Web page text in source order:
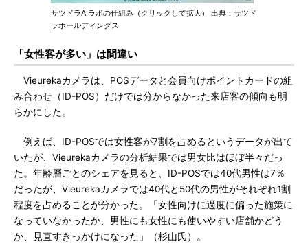
サツドラAIラボの仕組み（クリックして拡大） 出典：サツド
ラホールディングス
「女性客が多い」は間違い
Vieurekaカメラは、POSデータと会員向けポイントカードの組
み合わせ（ID-POS）だけでは分からなかった来店客の傾向も明
らかにした。
例えば、ID-POSでは女性客が7割を占めるというデータが出て
いたが、Vieurekaカメラの分析結果では男女比はほぼ半々だっ
た。年齢層ごとのシェアを見ると、ID-POSでは40代男性は7％
だったが、Vieurekaカメラでは40代と50代の男性がそれぞれ1割
程度を占めることが分かった。「女性向けに過度に偏った施策に
なっていなかったか、男性にも女性にも使いやすい店舗かどう
か、見直すきっかけになった」（杉山氏）。